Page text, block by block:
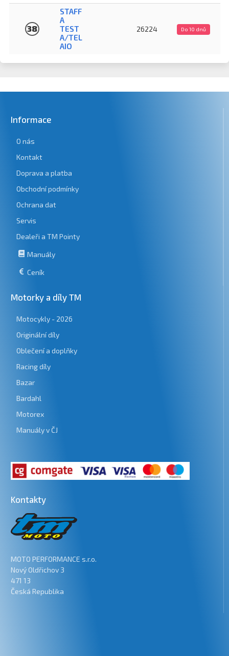
38
STAFF
A
TEST
A/TEL
AIO
26224 Do 10 dnů
Informace
O nás
Kontakt
Doprava a platba
Obchodní podmínky
Ochrana dat
Servis
Dealeři a TM Pointy
Manuály
Ceník
Motorky a díly TM
Motocykly - 2026
Originální díly
Oblečení a doplňky
Racing díly
Bazar
Bardahl
Motorex
Manuály v ČJ
Kontakty
MOTO PERFORMANCE s.r.o.
Nový Oldřichov 3
471 13
Česká Republika